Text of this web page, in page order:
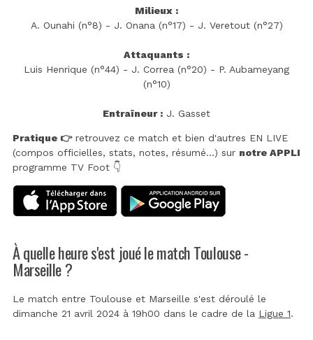
Milieux :
A. Ounahi (n°8) - J. Onana (n°17) - J. Veretout (n°27)
Attaquants :
Luis Henrique (n°44) - J. Correa (n°20) - P. Aubameyang
(n°10)
Entraîneur : J. Gasset
Pratique 👉retrouvez ce match et bien d'autres EN LIVE
(compos officielles, stats, notes, résumé...) sur notre APPLI
programme TV Foot 👇
À quelle heure s'est joué le match Toulouse -
Marseille ?
Le match entre Toulouse et Marseille s'est déroulé le
dimanche 21 avril 2024 à 19h00 dans le cadre de la Ligue 1.